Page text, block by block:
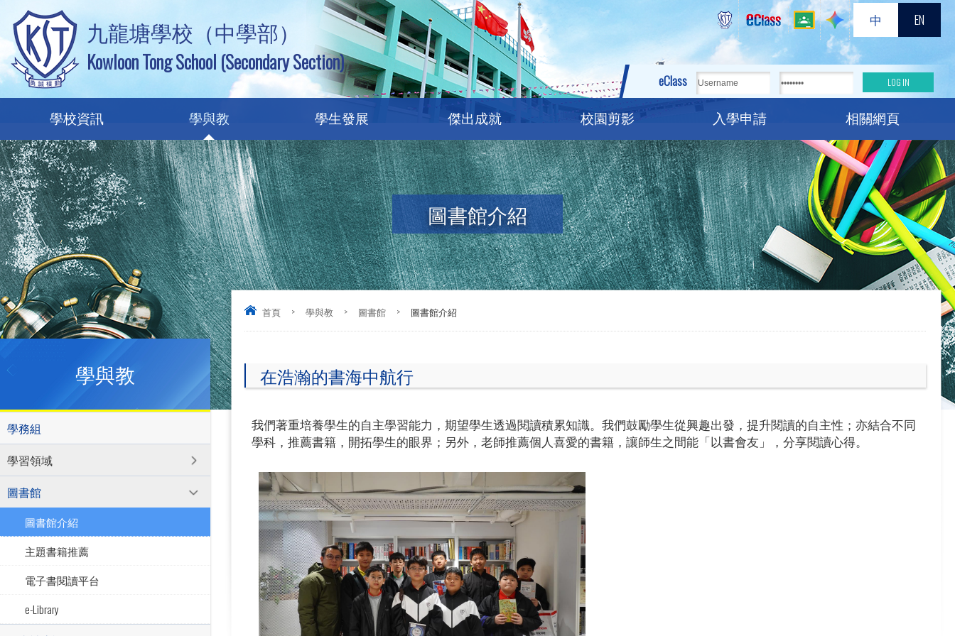
九龍塘學校（中學部）
Kowloon Tong School (Secondary Section)
中 EN
eClass
學校資訊 學與教 學生發展 傑出成就 校園剪影 入學申請 相關網頁
圖書館介紹
首頁 > 學與教 > 圖書館 > 圖書館介紹
在浩瀚的書海中航行
我們著重培養學生的自主學習能力，期望學生透過閱讀積累知識。我們鼓勵學生從興趣出發，提升閱讀的自主性；亦結合不同
學科，推薦書籍，開拓學生的眼界；另外，老師推薦個人喜愛的書籍，讓師生之間能「以書會友」，分享閱讀心得。
學與教
學務組
學習領域
圖書館
圖書館介紹
主題書籍推薦
電子書閱讀平台
e-Library